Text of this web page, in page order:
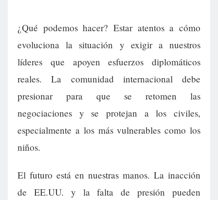
¿Qué podemos hacer? Estar atentos a cómo
evoluciona la situación y exigir a nuestros
líderes que apoyen esfuerzos diplomáticos
reales. La comunidad internacional debe
presionar para que se retomen las
negociaciones y se protejan a los civiles,
especialmente a los más vulnerables como los
niños.
El futuro está en nuestras manos. La inacción
de EE.UU. y la falta de presión pueden